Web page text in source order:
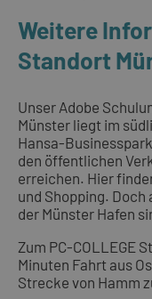
Weitere
Standort
Unser Adobe
Münster liegt im
Hansa-
den öffentlichen
erreichen. Hier
und Shopping.
der Münster Hafen
Zum PC-COLLEGE
Minuten Fahrt aus
Strecke von Hamm